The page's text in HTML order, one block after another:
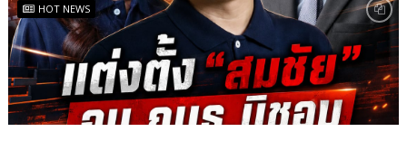
HOT NEWS